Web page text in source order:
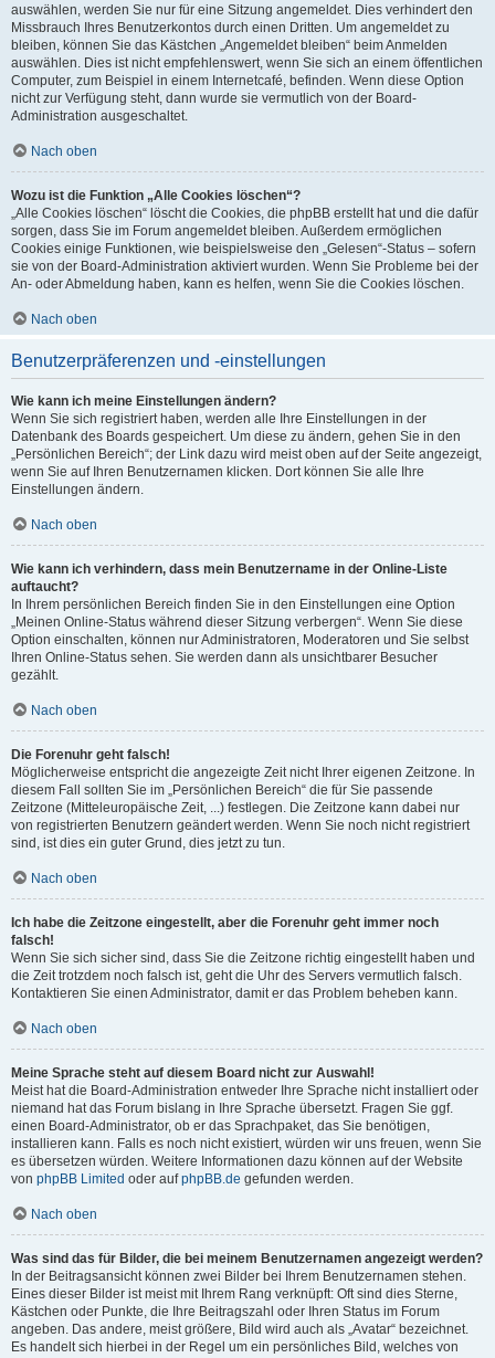
auswählen, werden Sie nur für eine Sitzung angemeldet. Dies verhindert den
Missbrauch Ihres Benutzerkontos durch einen Dritten. Um angemeldet zu
bleiben, können Sie das Kästchen „Angemeldet bleiben“ beim Anmelden
auswählen. Dies ist nicht empfehlenswert, wenn Sie sich an einem öffentlichen
Computer, zum Beispiel in einem Internetcafé, befinden. Wenn diese Option
nicht zur Verfügung steht, dann wurde sie vermutlich von der Board-
Administration ausgeschaltet.
Nach oben
Wozu ist die Funktion „Alle Cookies löschen“?
„Alle Cookies löschen“ löscht die Cookies, die phpBB erstellt hat und die dafür
sorgen, dass Sie im Forum angemeldet bleiben. Außerdem ermöglichen
Cookies einige Funktionen, wie beispielsweise den „Gelesen“-Status – sofern
sie von der Board-Administration aktiviert wurden. Wenn Sie Probleme bei der
An- oder Abmeldung haben, kann es helfen, wenn Sie die Cookies löschen.
Nach oben
Benutzerpräferenzen und -einstellungen
Wie kann ich meine Einstellungen ändern?
Wenn Sie sich registriert haben, werden alle Ihre Einstellungen in der
Datenbank des Boards gespeichert. Um diese zu ändern, gehen Sie in den
„Persönlichen Bereich“; der Link dazu wird meist oben auf der Seite angezeigt,
wenn Sie auf Ihren Benutzernamen klicken. Dort können Sie alle Ihre
Einstellungen ändern.
Nach oben
Wie kann ich verhindern, dass mein Benutzername in der Online-Liste
auftaucht?
In Ihrem persönlichen Bereich finden Sie in den Einstellungen eine Option
„Meinen Online-Status während dieser Sitzung verbergen“. Wenn Sie diese
Option einschalten, können nur Administratoren, Moderatoren und Sie selbst
Ihren Online-Status sehen. Sie werden dann als unsichtbarer Besucher
gezählt.
Nach oben
Die Forenuhr geht falsch!
Möglicherweise entspricht die angezeigte Zeit nicht Ihrer eigenen Zeitzone. In
diesem Fall sollten Sie im „Persönlichen Bereich“ die für Sie passende
Zeitzone (Mitteleuropäische Zeit, ...) festlegen. Die Zeitzone kann dabei nur
von registrierten Benutzern geändert werden. Wenn Sie noch nicht registriert
sind, ist dies ein guter Grund, dies jetzt zu tun.
Nach oben
Ich habe die Zeitzone eingestellt, aber die Forenuhr geht immer noch
falsch!
Wenn Sie sich sicher sind, dass Sie die Zeitzone richtig eingestellt haben und
die Zeit trotzdem noch falsch ist, geht die Uhr des Servers vermutlich falsch.
Kontaktieren Sie einen Administrator, damit er das Problem beheben kann.
Nach oben
Meine Sprache steht auf diesem Board nicht zur Auswahl!
Meist hat die Board-Administration entweder Ihre Sprache nicht installiert oder
niemand hat das Forum bislang in Ihre Sprache übersetzt. Fragen Sie ggf.
einen Board-Administrator, ob er das Sprachpaket, das Sie benötigen,
installieren kann. Falls es noch nicht existiert, würden wir uns freuen, wenn Sie
es übersetzen würden. Weitere Informationen dazu können auf der Website
von phpBB Limited oder aufphpBB.de gefunden werden.
Nach oben
Was sind das für Bilder, die bei meinem Benutzernamen angezeigt werden?
In der Beitragsansicht können zwei Bilder bei Ihrem Benutzernamen stehen.
Eines dieser Bilder ist meist mit Ihrem Rang verknüpft: Oft sind dies Sterne,
Kästchen oder Punkte, die Ihre Beitragszahl oder Ihren Status im Forum
angeben. Das andere, meist größere, Bild wird auch als „Avatar“ bezeichnet.
Es handelt sich hierbei in der Regel um ein persönliches Bild, welches von